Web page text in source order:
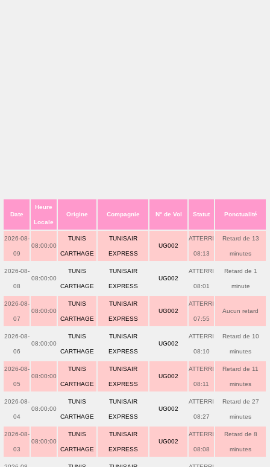
Date
Heure
Locale
Origine Compagnie N° de Vol Statut Ponctualité
2026-08-
09
08:00:00
TUNIS
CARTHAGE
TUNISAIR
EXPRESS
UG002
ATTERRI
08:13
Retard de 13
minutes
2026-08-
08
08:00:00
TUNIS
CARTHAGE
TUNISAIR
EXPRESS
UG002
ATTERRI
08:01
Retard de 1
minute
2026-08-
07
08:00:00
TUNIS
CARTHAGE
TUNISAIR
EXPRESS
UG002
ATTERRI
07:55
Aucun retard
2026-08-
06
08:00:00
TUNIS
CARTHAGE
TUNISAIR
EXPRESS
UG002
ATTERRI
08:10
Retard de 10
minutes
2026-08-
05
08:00:00
TUNIS
CARTHAGE
TUNISAIR
EXPRESS
UG002
ATTERRI
08:11
Retard de 11
minutes
2026-08-
04
08:00:00
TUNIS
CARTHAGE
TUNISAIR
EXPRESS
UG002
ATTERRI
08:27
Retard de 27
minutes
2026-08-
03
08:00:00
TUNIS
CARTHAGE
TUNISAIR
EXPRESS
UG002
ATTERRI
08:08
Retard de 8
minutes